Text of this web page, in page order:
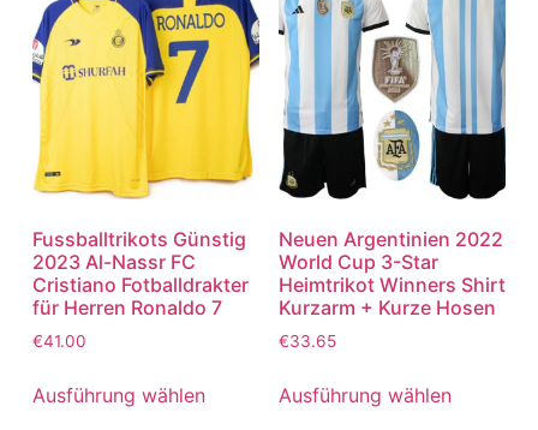
Fussballtrikots Günstig
2023 Al-Nassr FC
Cristiano Fotballdrakter
für Herren Ronaldo 7
€41.00
Ausführung wählen
Neuen Argentinien 2022
World Cup 3-Star
Heimtrikot Winners Shirt
Kurzarm + Kurze Hosen
€33.65
Ausführung wählen